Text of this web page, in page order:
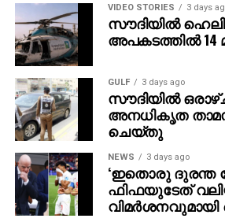
പാഠപുസ്തകങ്ങളെ
കുട്ടികളില്‍, കോടതികള്‍ അഴിമതി
ധാരണ വളര്‍ത്തുമെന്നും ഇത്
അവരുടെ വിശ്വാസം
നിരീക്ഷിച്ചു. രാഷ്ട്രീയം, ബിസിനസ്സ്
മേഖലകളിലെ അഴിമതി
ജുഡീഷ്യറിയെ മാത്രം ലക്ഷ്യം
ശരിയല്ലെന്നും മുതിര്‍ന്ന
ADVERTISEMENT
VIDEO STORIES 3 days
സൗദിയില്‍
അപകടത്തില്‍ 14
GULF 3 days ago
സൗദിയില്‍
അനധികൃത
ചെയ്തു
NEWS 3 days ago
‘ഇതൊരു ദുരന്ത
ഫിഫയുടേത്
വിമര്‍ശനവുമായി